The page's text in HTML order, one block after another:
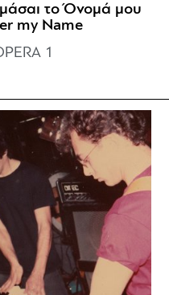
το Όνομά μου
my Name
1